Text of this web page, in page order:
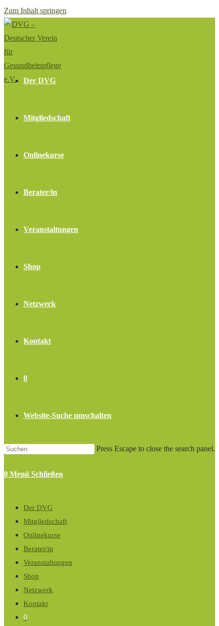
Zum Inhalt springen
Der DVG
Mitgliedschaft
Onlinekurse
Berater/in
Veranstaltungen
Shop
Netzwerk
Kontakt
0
Website-Suche umschalten
Press Escape to close the search panel.
0 Menü Schließen
Der DVG
Mitgliedschaft
Onlinekurse
Berater/in
Veranstaltungen
Shop
Netzwerk
Kontakt
0